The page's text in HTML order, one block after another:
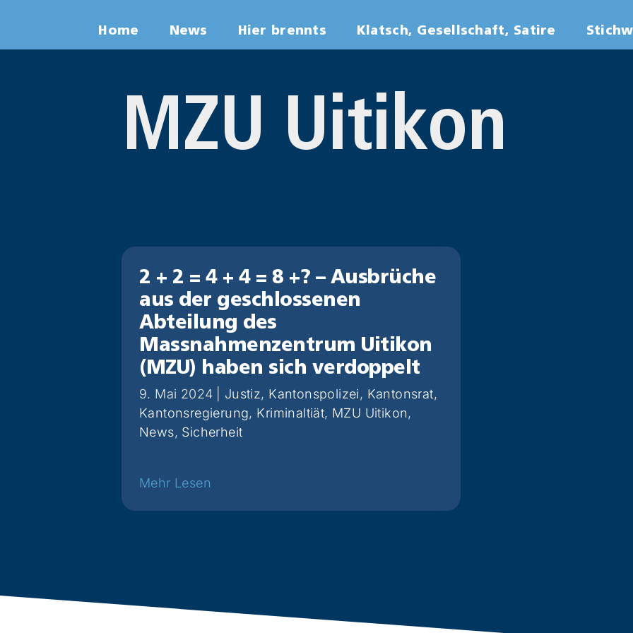
Inhalt
Home News Hier brennts Klatsch, Gesellschaft, Satire
MZU Uitikon
2 + 2 = 4 + 4 = 8 +? – Ausbrüche
aus der geschlossenen
Abteilung des
Massnahmenzentrum Uitikon
(MZU) haben sich verdoppelt
9. Mai 2024 Justiz, Kantonspolizei, Kantonsrat,
Kantonsregierung, Kriminaltiät, MZU Uitikon,
News, Sicherheit